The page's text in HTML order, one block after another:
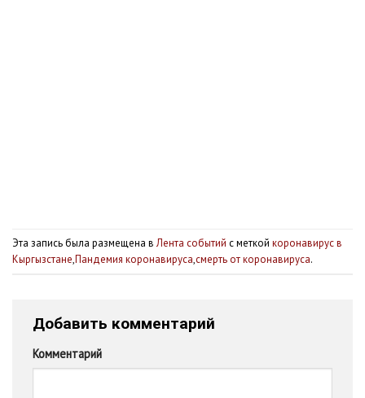
Эта запись была размещена вЛента событий с меткой коронавирус в
Кыргызстане,Пандемия коронавируса,смерть от коронавируса.
Добавить комментарий
Комментарий